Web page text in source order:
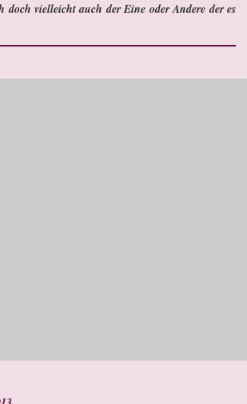
vielleicht auch der Eine oder Andere der es